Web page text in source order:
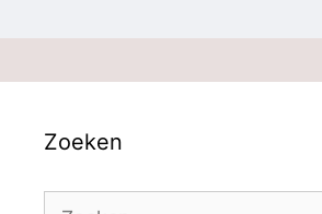
Zoeken